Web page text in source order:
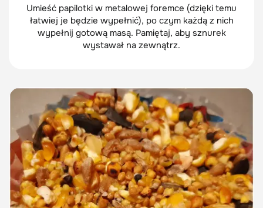
Umieść papilotki w metalowej foremce (dzięki temu
łatwiej je będzie wypełnić), po czym każdą z nich
wypełnij gotową masą. Pamiętaj, aby sznurek
wystawał na zewnątrz.